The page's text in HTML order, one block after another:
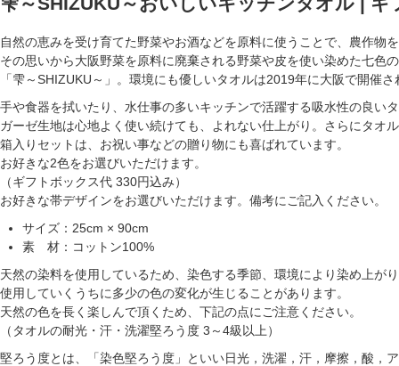
自然の恵みを受け育てた野菜やお酒などを原料に使うことで、農作物
その思いから大阪野菜を原料に廃棄される野菜や皮を使い染めた七色
「雫～SHIZUKU～」。環境にも優しいタオルは2019年に大阪で開催
手や食器を拭いたり、水仕事の多いキッチンで活躍する吸水性の良い
ガーゼ生地は心地よく使い続けても、よれない仕上がり。さらにタオ
箱入りセットは、お祝い事などの贈り物にも喜ばれています。
お好きな2色をお選びいただけます。
（ギフトボックス代 330円込み）
お好きな帯デザインをお選びいただけます。備考にご記入ください。
サイズ：25cm × 90cm
素 材：コットン100%
天然の染料を使用しているため、染色する季節、環境により染め上が
使用していくうちに多少の色の変化が生じることがあります。
天然の色を長く楽しんで頂くため、下記の点にご注意ください。
（タオルの耐光・汗・洗濯堅ろう度 3～4級以上）
堅ろう度とは、「染色堅ろう度」といい日光，洗濯，汗，摩擦，酸，